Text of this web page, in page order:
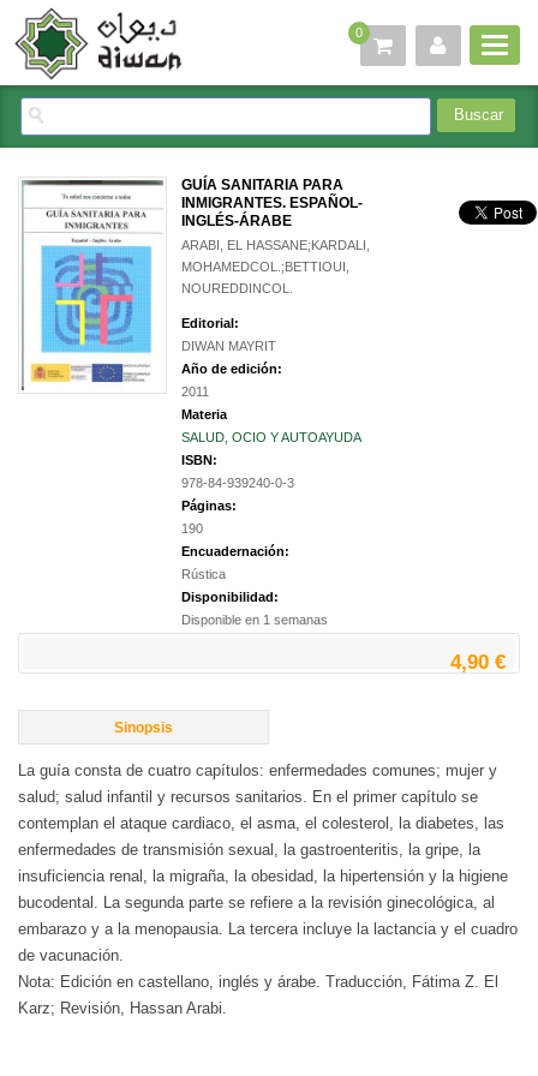
0
GUÍA SANITARIA PARA
INMIGRANTES. ESPAÑOL-
INGLÉS-ÁRABE
ARABI, EL HASSANE;KARDALI,
MOHAMEDCOL.;BETTIOUI,
NOUREDDINCOL.
Editorial:
DIWAN MAYRIT
Año de edición:
2011
Materia
SALUD, OCIO Y AUTOAYUDA
ISBN:
978-84-939240-0-3
Páginas:
190
Encuadernación:
Rústica
Disponibilidad:
Disponible en 1 semanas
4,90 €
Sinopsis
La guía consta de cuatro capítulos: enfermedades comunes; mujer y
salud; salud infantil y recursos sanitarios. En el primer capítulo se
contemplan el ataque cardiaco, el asma, el colesterol, la diabetes, las
enfermedades de transmisión sexual, la gastroenteritis, la gripe, la
insuficiencia renal, la migraña, la obesidad, la hipertensión y la higiene
bucodental. La segunda parte se refiere a la revisión ginecológica, al
embarazo y a la menopausia. La tercera incluye la lactancia y el cuadro
de vacunación.
Nota: Edición en castellano, inglés y árabe. Traducción, Fátima Z. El
Karz; Revisión, Hassan Arabi.